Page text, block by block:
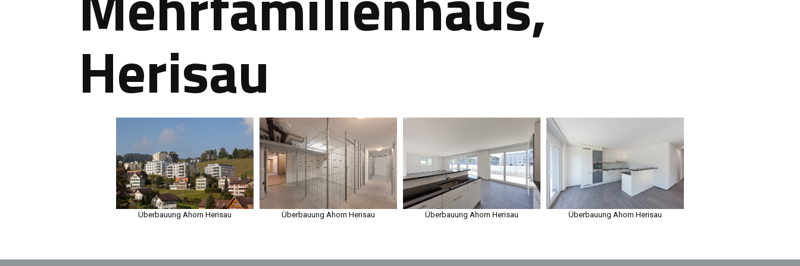
Herisau
Überbauung Ahorn Herisau Überbauung Ahorn Herisau Überbauung Ahorn Herisau Überbauung Ahorn Herisau